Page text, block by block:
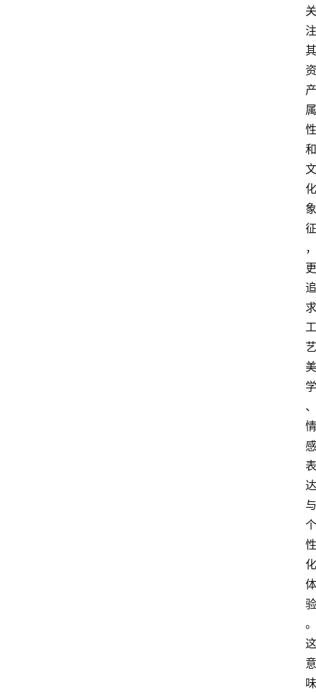
关
注
其
资
产
属
性
和
文
化
象
征
，
更
追
求
工
艺
美
学
、
情
感
表
达
与
个
性
化
体
验
。
这
意
味